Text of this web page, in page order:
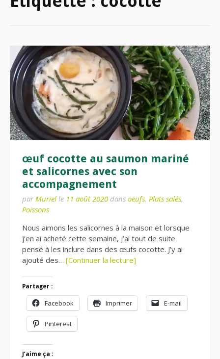
œuf cocotte au saumon mariné
et salicornes avec son
accompagnement
par Muriel le 11 août 2020 dans oeufs, Plats salés,
Poissons
Nous aimons les salicornes à la maison et lorsque
j’en ai acheté cette semaine, j’ai tout de suite
pensé à les inclure dans des œufs cocotte. J’y ai
ajouté des… [Continuer la lecture]
Partager :
Facebook Imprimer E-mail
Pinterest
J’aime ça :